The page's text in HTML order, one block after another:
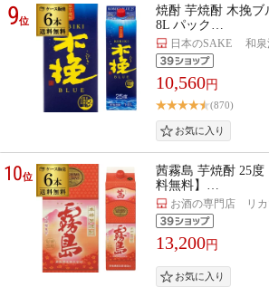
9位
焼酎 芋焼酎 木挽ブ
8L パック…
日本のSAKE 和
10,560円
(870)
10位
茜霧島 芋焼酎 25度
料無料】…
お酒の専門店 リカ
13,200円